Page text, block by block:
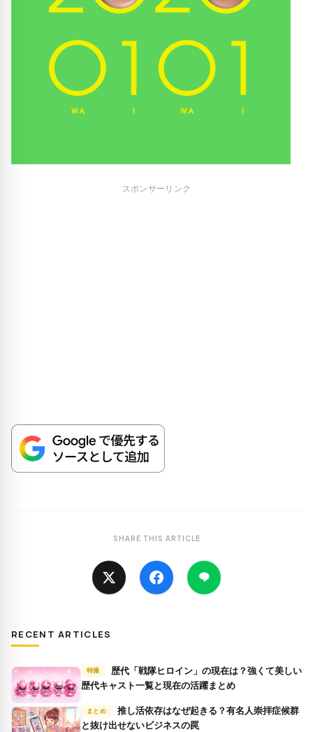
スポンサーリンク
SHARE THIS ARTICLE
RECENT ARTICLES
特撮
歴代キャスト一覧と現在の活躍まとめ
まとめ
推し活依存はなぜ起きる？有名人崇拝症候群
と抜け出せないビジネスの罠